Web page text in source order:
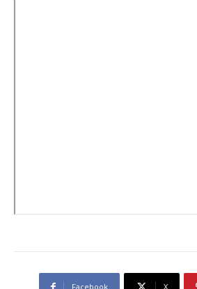
Facebook X